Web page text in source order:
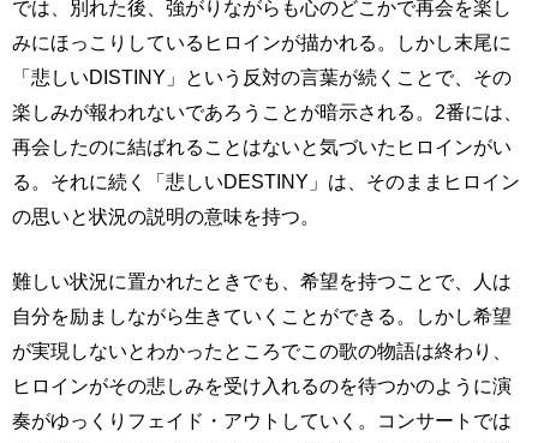
では、別れた後、強がりながらも心のどこかで再会を楽し
みにほっこりしているヒロインが描かれる。しかし末尾に
「悲しいDISTINY」という反対の言葉が続くことで、その
楽しみが報われないであろうことが暗示される。2番には、
再会したのに結ばれることはないと気づいたヒロインがい
る。それに続く「悲しいDESTINY」は、そのままヒロイン
の思いと状況の説明の意味を持つ。
難しい状況に置かれたときでも、希望を持つことで、人は
自分を励ましながら生きていくことができる。しかし希望
が実現しないとわかったところでこの歌の物語は終わり、
ヒロインがその悲しみを受け入れるのを待つかのように演
奏がゆっくりフェイド・アウトしていく。コンサートでは